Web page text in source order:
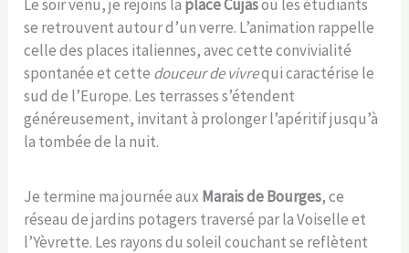
Le soir venu, je rejoins la place Cujasoù les étudiants
se retrouvent autour d’un verre. L’animation rappelle
celle des places italiennes, avec cette convivialité
spontanée et cette douceur de vivrequi caractérise le
sud de l’Europe. Les terrasses s’étendent
généreusement, invitant à prolonger l’apéritif jusqu’à
la tombée de la nuit.
Je termine ma journée aux Marais de Bourges, ce
réseau de jardins potagers traversé par la Voiselle et
l’Yèvrette. Les rayons du soleil couchant se reflètent